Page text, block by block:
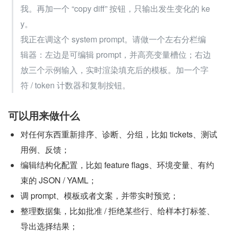
我。再加一个 “copy diff” 按钮，只输出发生变化的 ke
y。
我正在调这个 system prompt。请做一个左右分栏编
辑器：左边是可编辑 prompt，并高亮变量槽位；右边
放三个示例输入，实时渲染填充后的模板。加一个字
符 / token 计数器和复制按钮。
可以用来做什么
对任何东西重新排序、诊断、分组，比如 tickets、测试
用例、反馈；
编辑结构化配置，比如 feature flags、环境变量、有约
束的 JSON / YAML；
调 prompt、模板或者文案，并带实时预览；
整理数据集，比如批准 / 拒绝某些行、给样本打标签、
导出选择结果；